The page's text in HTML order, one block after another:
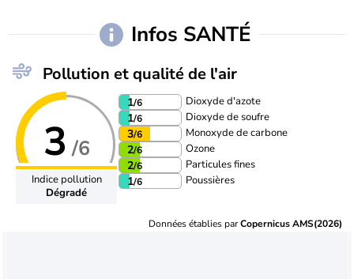
Infos SANTÉ
Pollution et qualité de l'air
3 /6
Indice pollution
Dégradé
1/6 Dioxyde d'azote
1/6 Dioxyde de soufre
3/6 Monoxyde de carbone
2/6 Ozone
2/6 Particules fines
1/6 Poussières
Données établies parCopernicus AMS(2026)